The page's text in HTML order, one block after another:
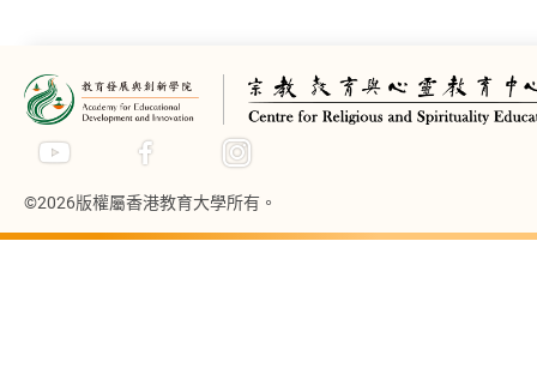
©2026版權屬香港教育大學所有。